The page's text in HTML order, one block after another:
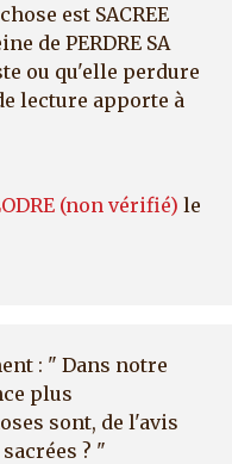
est SACREE
de PERDRE SA
ou qu'elle perdure
lecture apporte à
(non vérifié) le
: " Dans notre
plus
sont, de l'avis
? "